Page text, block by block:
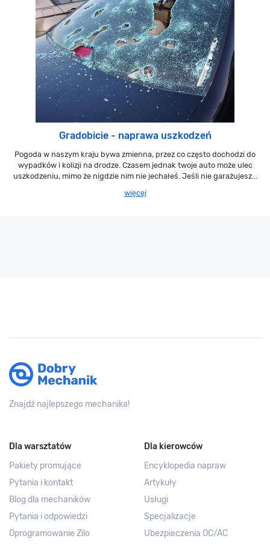
Gradobicie - naprawa uszkodzeń
Pogoda w naszym kraju bywa zmienna, przez co często dochodzi do
wypadków i kolizji na drodze. Czasem jednak twoje auto może ulec
uszkodzeniu, mimo że nigdzie nim nie jechałeś. Jeśli nie garażujesz...
więcej
Znajdź najlepszego mechanika!
Dla warsztatów
Pakiety promujące
Pytania i kontakt
Blog dla mechaników
Pytania i odpowiedzi
Oprogramowanie Zilo
Dla kierowców
Encyklopedia napraw
Artykuły
Usługi
Specjalizacje
Ubezpieczenia OC/AC